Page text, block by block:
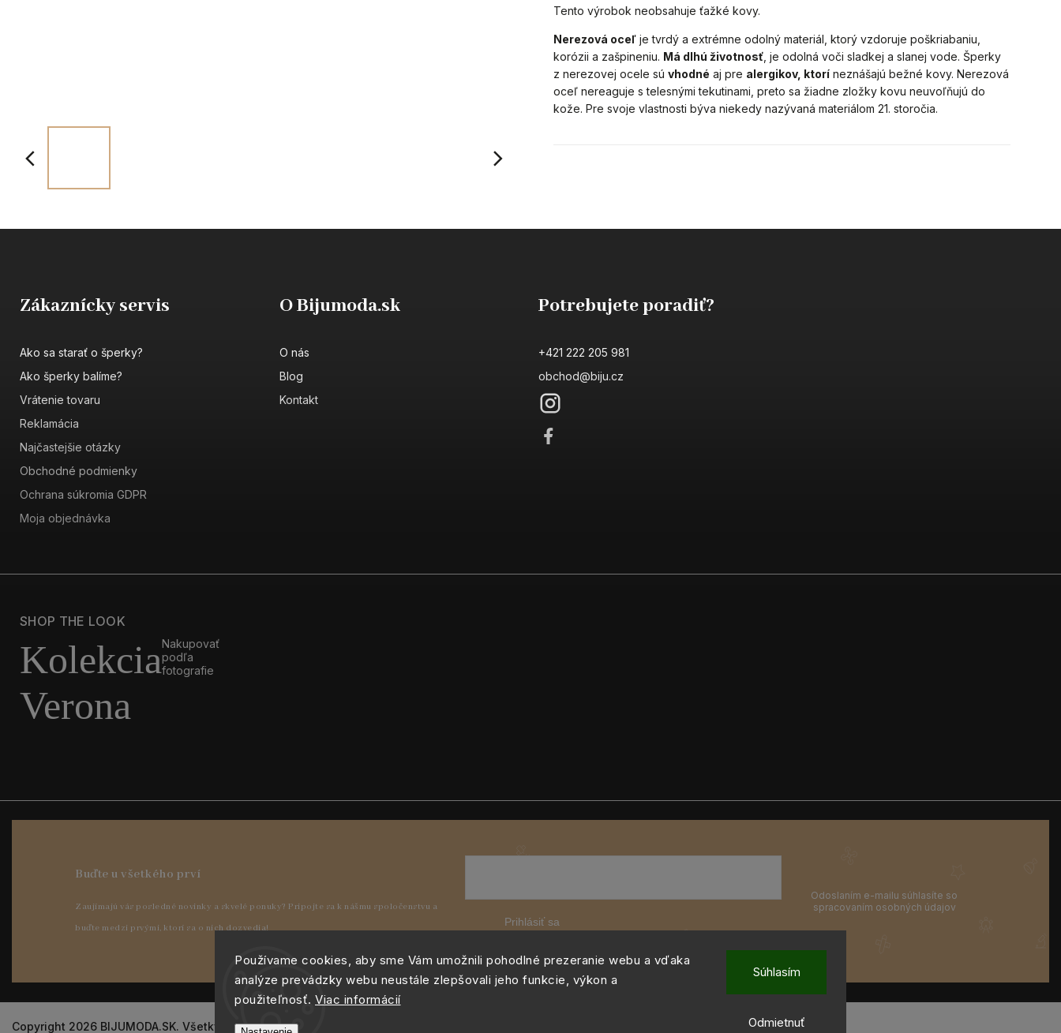
Používame cookies, aby sme Vám umožnili pohodlné prezeranie webu a vďaka
analýze prevádzky webu neustále zlepšovali jeho funkcie, výkon a
použiteľnosť. Viac informácií
Odmietnuť
Súhlasím
Tento výrobok neobsahuje ťažké kovy.
Nerezová oceľ je tvrdý a extrémne odolný materiál, ktorý vzdoruje poškriabaniu,
korózii a zašpineniu. Má dlhú životnosť , je odolná voči sladkej a slanej vode. Šperky
z nerezovej ocele sú vhodné aj pre alergikov, ktorí neznášajú bežné kovy. Nerezová
oceľ nereaguje s telesnými tekutinami, preto sa žiadne zložky kovu neuvoľňujú do
kože. Pre svoje vlastnosti býva niekedy nazývaná materiálom 21. storočia.
Zákaznícky servis
Ako sa starať o šperky?
Ako šperky balíme?
Vrátenie tovaru
Reklamácia
Najčastejšie otázky
Obchodné podmienky
Ochrana súkromia GDPR
Moja objednávka
O Bijumoda.sk
O nás
Blog
Kontakt
Potrebujete poradiť?
+421 222 205 981
obchod@biju.cz
Prihlásiť sa
SHOP THE LOOK
Kolekcia
Verona
Nakupovať
podľa
fotografie
Copyright 2026 BIJUMODA.SK. Všetky práva vyhradené.